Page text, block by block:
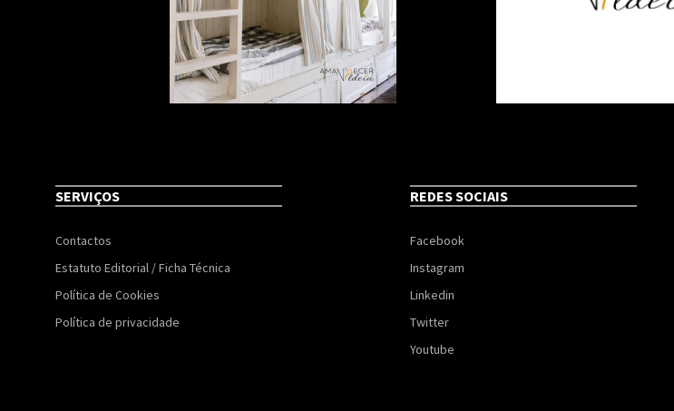
SERVIÇOS
Contactos
Estatuto Editorial / Ficha Técnica
Política de Cookies
Política de privacidade
REDES SOCIAIS
Facebook
Instagram
Linkedin
Twitter
Youtube